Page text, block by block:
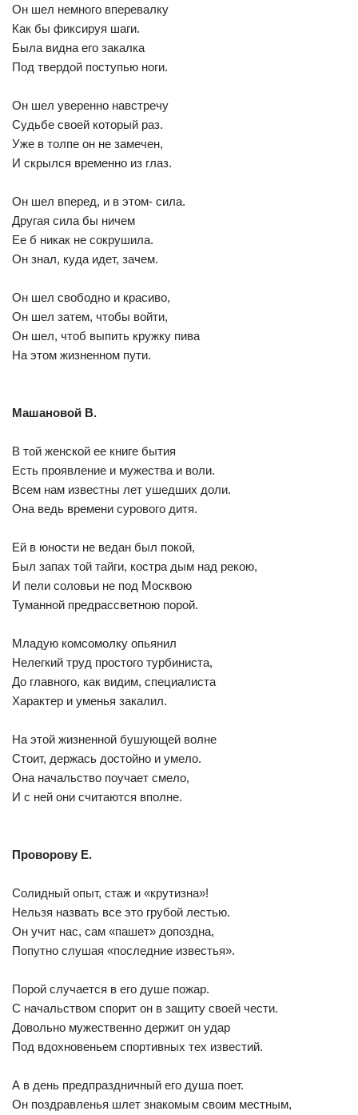
Он шел немного вперевалку
Как бы фиксируя шаги.
Была видна его закалка
Под твердой поступью ноги.
Он шел уверенно навстречу
Судьбе своей который раз.
Уже в толпе он не замечен,
И скрылся временно из глаз.
Он шел вперед, и в этом- сила.
Другая сила бы ничем
Ее б никак не сокрушила.
Он знал, куда идет, зачем.
Он шел свободно и красиво,
Он шел затем, чтобы войти,
Он шел, чтоб выпить кружку пива
На этом жизненном пути.
Машановой В.
В той женской ее книге бытия
Есть проявление и мужества и воли.
Всем нам известны лет ушедших доли.
Она ведь времени сурового дитя.
Ей в юности не ведан был покой,
Был запах той тайги, костра дым над рекою,
И пели соловьи не под Москвою
Туманной предрассветною порой.
Младую комсомолку опьянил
Нелегкий труд простого турбиниста,
До главного, как видим, специалиста
Характер и уменья закалил.
На этой жизненной бушующей волне
Стоит, держась достойно и умело.
Она начальство поучает смело,
И с ней они считаются вполне.
Проворову Е.
Солидный опыт, стаж и «крутизна»!
Нельзя назвать все это грубой лестью.
Он учит нас, сам «пашет» допоздна,
Попутно слушая «последние известья».
Порой случается в его душе пожар.
С начальством спорит он в защиту своей чести.
Довольно мужественно держит он удар
Под вдохновеньем спортивных тех известий.
А в день предпраздничный его душа поет.
Он поздравленья шлет знакомым своим местным,